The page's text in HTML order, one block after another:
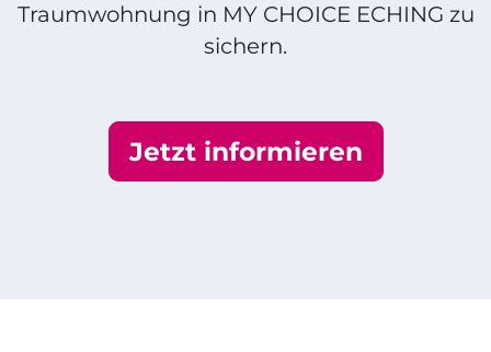
Traumwohnung in MY CHOICE ECHING zu
sichern.
Jetzt informieren